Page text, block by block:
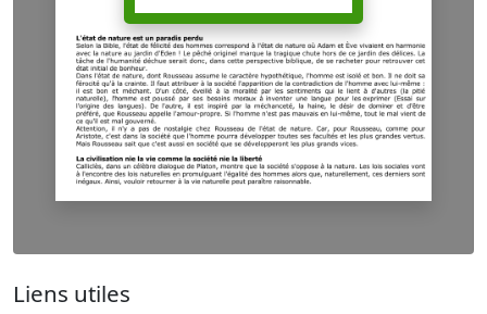
Liens utiles